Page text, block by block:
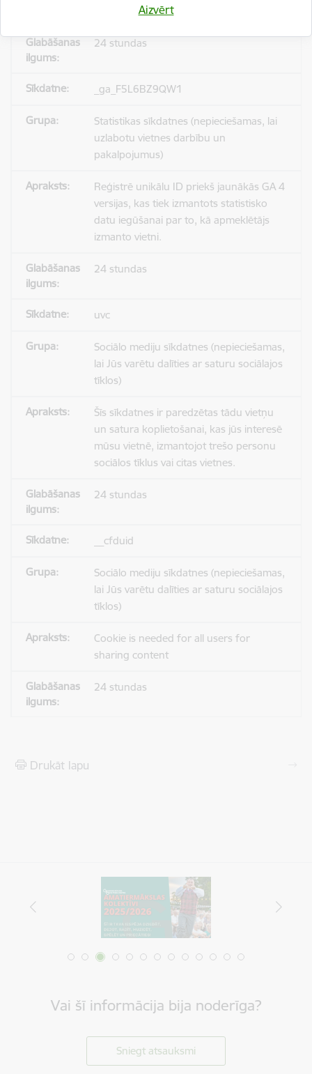
Aizvērt
apmeklētājs izmanto vietni.
24 stundas
_ga_F5L6BZ9QW1
Statistikas sīkdatnes (nepieciešamas, lai
uzlabotu vietnes darbību un
pakalpojumus)
Reģistrē unikālu ID priekš jaunākās GA 4
versijas, kas tiek izmantots statistisko
datu iegūšanai par to, kā apmeklētājs
izmanto vietni.
24 stundas
uvc
Sociālo mediju sīkdatnes (nepieciešamas,
lai Jūs varētu dalīties ar saturu sociālajos
tīklos)
Šīs sīkdatnes ir paredzētas tādu vietņu
un satura koplietošanai, kas jūs interesē
mūsu vietnē, izmantojot trešo personu
sociālos tīklus vai citas vietnes.
24 stundas
__cfduid
Sociālo mediju sīkdatnes (nepieciešamas,
lai Jūs varētu dalīties ar saturu sociālajos
tīklos)
Cookie is needed for all users for
sharing content
24 stundas
Drukāt lapu
Vai šī informācija bija noderīga?
Sniegt atsauksmi